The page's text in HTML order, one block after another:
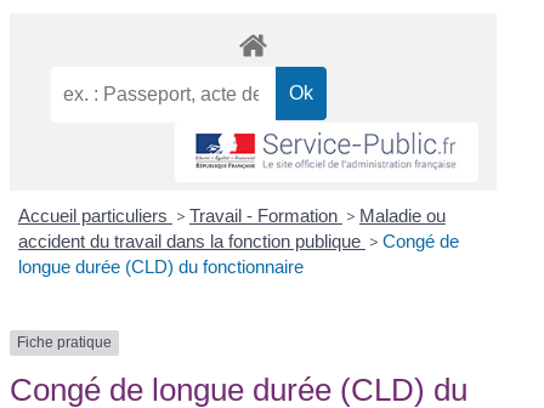
Accueil particuliers > Travail - Formation > Maladie ou
accident du travail dans la fonction publique > Congé de
longue durée (CLD) du fonctionnaire
Fiche pratique
Congé de longue durée (CLD) du